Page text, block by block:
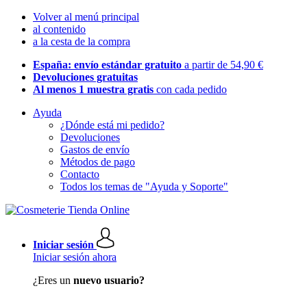
Volver al menú principal
al contenido
a la cesta de la compra
España: envío estándar gratuito a partir de 54,90 €
Devoluciones gratuitas
Al menos 1 muestra gratis con cada pedido
Ayuda
¿Dónde está mi pedido?
Devoluciones
Gastos de envío
Métodos de pago
Contacto
Todos los temas de "Ayuda y Soporte"
Iniciar sesión
Iniciar sesión ahora
¿Eres un nuevo usuario?